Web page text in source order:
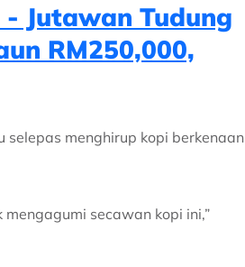
Jutawan Tudung
RM250,000,
menghirup kopi berkenaan
secawan kopi ini,”